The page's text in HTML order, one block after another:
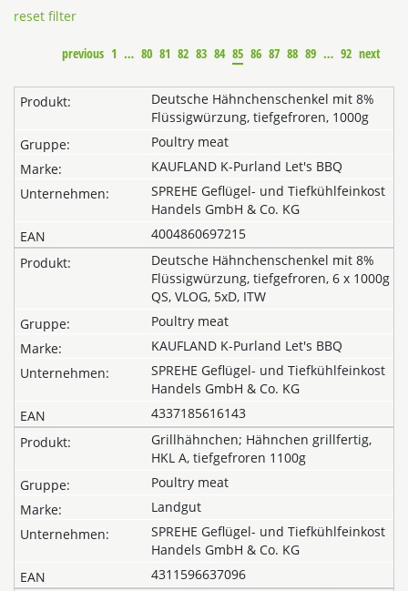
reset filter
previous 1 … 80 81 82 83 84 85 86 87 88 89 … 92 next
Deutsche Hähnchenschenkel mit 8%
Flüssigwürzung, tiefgefroren, 1000g
Poultry meat
KAUFLAND K-Purland Let's BBQ
SPREHE Geflügel- und Tiefkühlfeinkost
Handels GmbH & Co. KG
4004860697215
Deutsche Hähnchenschenkel mit 8%
Flüssigwürzung, tiefgefroren, 6 x 1000g
QS, VLOG, 5xD, ITW
Poultry meat
KAUFLAND K-Purland Let's BBQ
SPREHE Geflügel- und Tiefkühlfeinkost
Handels GmbH & Co. KG
4337185616143
Grillhähnchen; Hähnchen grillfertig,
HKL A, tiefgefroren 1100g
Poultry meat
Landgut
SPREHE Geflügel- und Tiefkühlfeinkost
Handels GmbH & Co. KG
4311596637096